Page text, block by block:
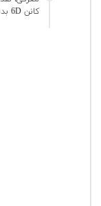
کانن 6D بدنه